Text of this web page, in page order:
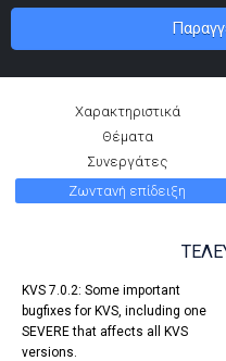
Χαρακτηριστικά
Θέματα
Συνεργάτες
Ζωντανή επίδειξη
KVS 7.0.2: Some important
bugfixes for KVS, including one
SEVERE that affects all KVS
versions.